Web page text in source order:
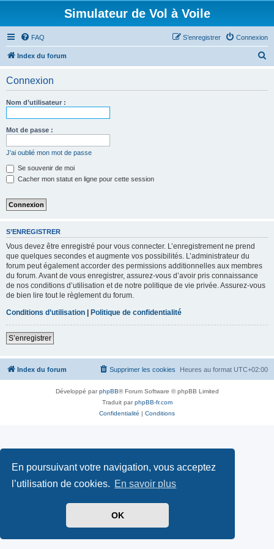
En poursuivant votre navigation, vous acceptez
l’utilisation de cookies. En savoir plus
OK
Simulateur de Vol à Voile
FAQ Connexion
S’enregistrer
Index du forum
Connexion
Nom d’utilisateur :
Mot de passe :
J’ai oublié mon mot de passe
Se souvenir de moi
Cacher mon statut en ligne pour cette session
S’ENREGISTRER
Vous devez être enregistré pour vous connecter. L’enregistrement ne prend
que quelques secondes et augmente vos possibilités. L’administrateur du
forum peut également accorder des permissions additionnelles aux membres
du forum. Avant de vous enregistrer, assurez-vous d’avoir pris connaissance
de nos conditions d’utilisation et de notre politique de vie privée. Assurez-vous
de bien lire tout le règlement du forum.
Conditions d’utilisation | Politique de confidentialité
S’enregistrer
Index du forum Heures au format UTC+02:00
Supprimer les cookies
Développé parphpBB® Forum Software © phpBB Limited
Traduit parphpBB-fr.com
Confidentialité | Conditions